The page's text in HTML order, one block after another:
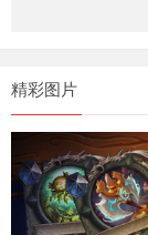
精彩图片